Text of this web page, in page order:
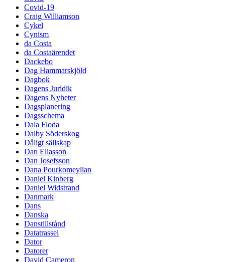
Covid-19
Craig Williamson
Cykel
Cynism
da Costa
da Costaärendet
Dackebo
Dag Hammarskjöld
Dagbok
Dagens Juridik
Dagens Nyheter
Dagsplanering
Dagsschema
Dala Floda
Dalby Söderskog
Dåligt sällskap
Dan Eliasson
Dan Josefsson
Dana Pourkomeylian
Daniel Kinberg
Daniel Widstrand
Danmark
Dans
Danska
Danstillstånd
Datatrassel
Dator
Datorer
David Cameron